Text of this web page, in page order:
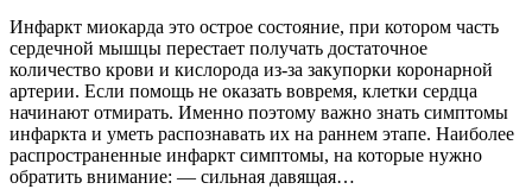
Инфаркт миокарда это острое состояние, при котором часть
сердечной мышцы перестает получать достаточное
количество крови и кислорода из-за закупорки коронарной
артерии. Если помощь не оказать вовремя, клетки сердца
начинают отмирать. Именно поэтому важно знать симптомы
инфаркта и уметь распознавать их на раннем этапе. Наиболее
распространенные инфаркт симптомы, на которые нужно
обратить внимание: — сильная давящая…